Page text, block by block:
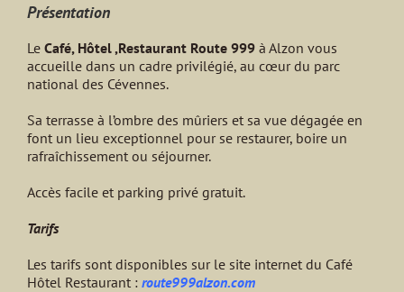
Présentation
Le Café, Hôtel ,Restaurant Route 999 à Alzon vous
accueille dans un cadre privilégié, au cœur du parc
national des Cévennes.
Sa terrasse à l’ombre des mûriers et sa vue dégagée en
font un lieu exceptionnel pour se restaurer, boire un
rafraîchissement ou séjourner.
Accès facile et parking privé gratuit.
Tarifs
Les tarifs sont disponibles sur le site internet du Café
Hôtel Restaurant : route999alzon.com